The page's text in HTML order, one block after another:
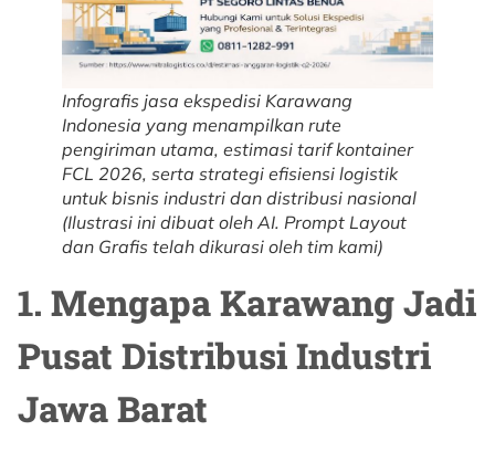
Infografis jasa ekspedisi Karawang
Indonesia yang menampilkan rute
pengiriman utama, estimasi tarif kontainer
FCL 2026, serta strategi efisiensi logistik
untuk bisnis industri dan distribusi nasional
(Ilustrasi ini dibuat oleh AI. Prompt Layout
dan Grafis telah dikurasi oleh tim kami)
1. Mengapa Karawang Jadi
Pusat Distribusi Industri
Jawa Barat